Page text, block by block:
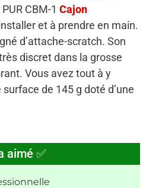
CBM-1 Cajon
et à prendre en main.
d’attache-scratch. Son
discret dans la grosse
Vous avez tout à y
de 145 g doté d’une
aimé ✅